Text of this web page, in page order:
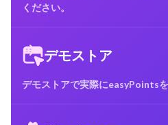
ください。
デモストア
デモストアで実際にeasyPointsを